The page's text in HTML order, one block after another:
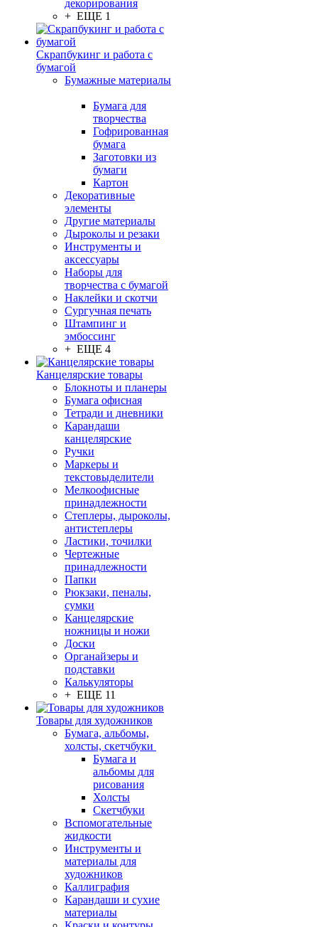
декорирования
+ ЕЩЕ 1
Скрапбукинг и работа с
бумагой
Бумажные материалы
Бумага для
творчества
Гофрированная
бумага
Заготовки из
бумаги
Картон
Декоративные
элементы
Другие материалы
Дыроколы и резаки
Инструменты и
аксессуары
Наборы для
творчества с бумагой
Наклейки и скотчи
Сургучная печать
Штампинг и
эмбоссинг
+ ЕЩЕ 4
Канцелярские товары
Блокноты и планеры
Бумага офисная
Тетради и дневники
Карандаши
канцелярские
Ручки
Маркеры и
текстовыделители
Мелкоофисные
принадлежности
Степлеры, дыроколы,
антистеплеры
Ластики, точилки
Чертежные
принадлежности
Папки
Рюкзаки, пеналы,
сумки
Канцелярские
ножницы и ножи
Доски
Органайзеры и
подставки
Калькуляторы
+ ЕЩЕ 11
Товары для художников
Бумага, альбомы,
холсты, скетчбуки
Бумага и
альбомы для
рисования
Холсты
Скетчбуки
Вспомогательные
жидкости
Инструменты и
материалы для
художников
Каллиграфия
Карандаши и сухие
материалы